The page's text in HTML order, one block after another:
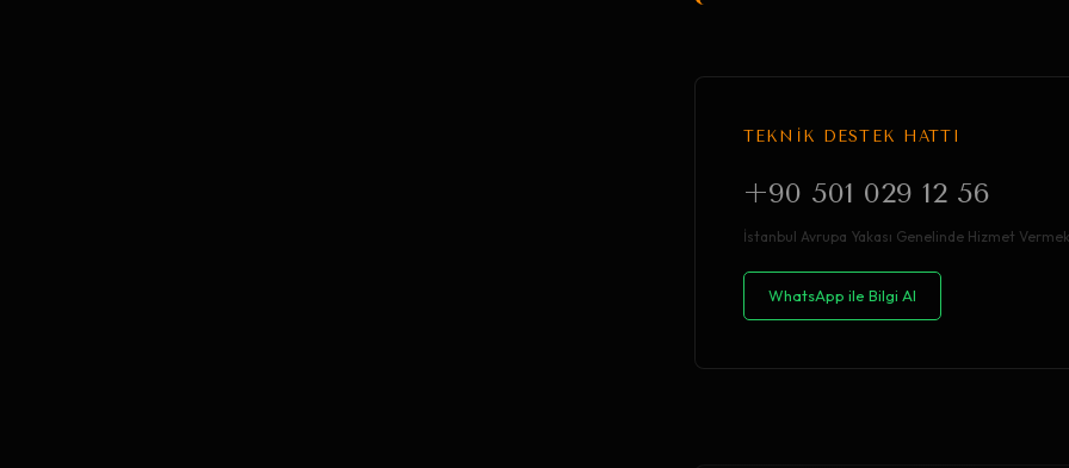
TEKNİK DESTEK HATTI
+90 501 029 12 56
İstanbul Avrupa Yakası Genelinde Hizmet
WhatsApp ile Bilgi Al